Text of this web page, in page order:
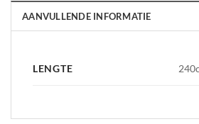
AANVULLENDE INFORMATIE
LENGTE